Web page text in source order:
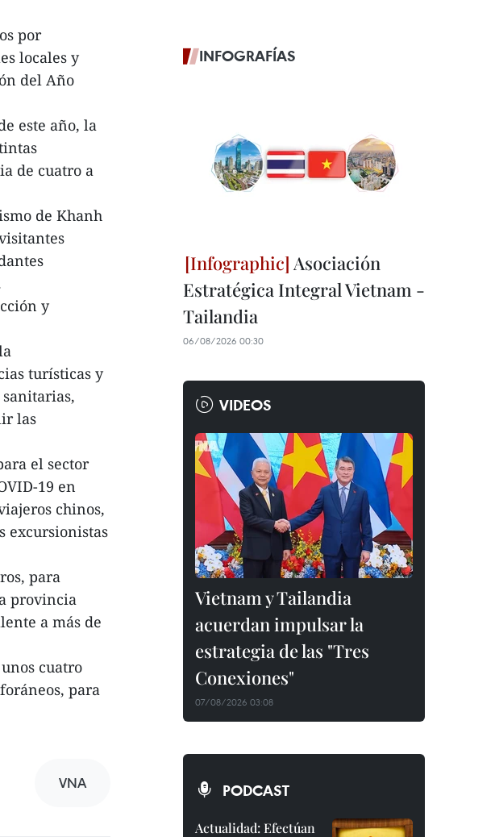
por
locales y
del Año
este año, la
de cuatro a
de Khanh
y
turísticas y
las
el sector
19 en
chinos,
excursionistas
para
provincia
a más de
cuatro
para
VNA
INFOGRAFÍAS
Asociación
Estratégica Integral Vietnam -
Tailandia
06/08/2026 00:30
VIDEOS
Vietnam y Tailandia
acuerdan impulsar la
estrategia de las "Tres
Conexiones"
07/08/2026 03:08
PODCAST
Actualidad: Efectúan